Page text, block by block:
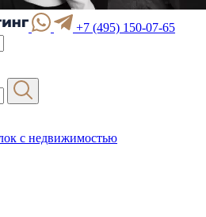
+7 (495) 150-07-65
с недвижимостью